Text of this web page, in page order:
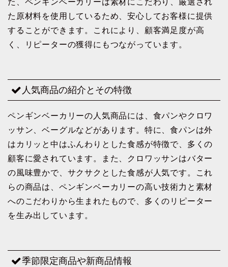
た原材料を使用しているため、安心してお客様に提供
することができます。これにより、顧客満足度が高
く、リピーターの獲得にもつながっています。
人気商品の紹介とその特徴
ペンギンベーカリーの人気商品には、食パンやクロワ
ッサン、ベーグルなどがあります。特に、食パンは外
はカリッと中はふんわりとした食感が特徴で、多くの
顧客に愛されています。また、クロワッサンはバター
の風味豊かで、サクサクとした食感が人気です。これ
らの商品は、ペンギンベーカリーの高い技術力と素材
へのこだわりから生まれたもので、多くのリピーター
を生み出しています。
季節限定商品や新商品情報